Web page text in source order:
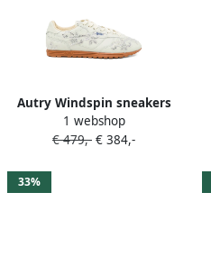
Autry Windspin sneakers
Groen
1 webshop
€ 479,- € 384,-
33%